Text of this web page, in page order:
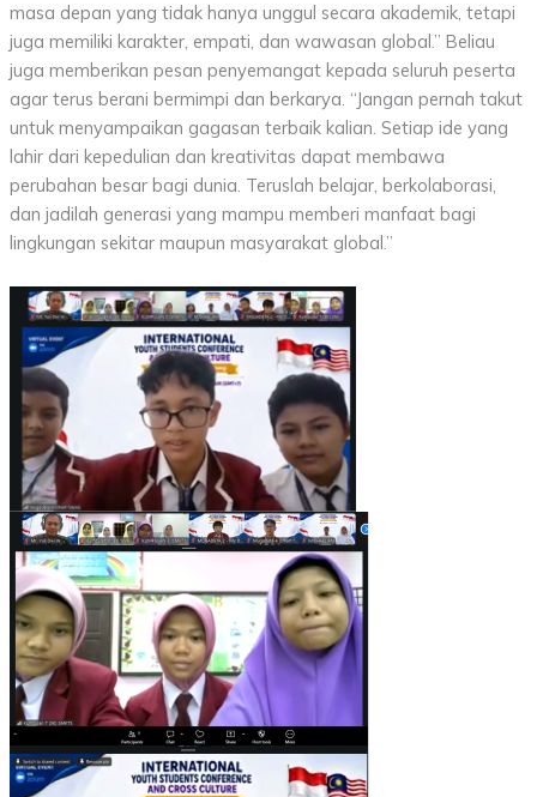
masa depan yang tidak hanya unggul secara akademik, tetapi
juga memiliki karakter, empati, dan wawasan global.” Beliau
juga memberikan pesan penyemangat kepada seluruh peserta
agar terus berani bermimpi dan berkarya. “Jangan pernah takut
untuk menyampaikan gagasan terbaik kalian. Setiap ide yang
lahir dari kepedulian dan kreativitas dapat membawa
perubahan besar bagi dunia. Teruslah belajar, berkolaborasi,
dan jadilah generasi yang mampu memberi manfaat bagi
lingkungan sekitar maupun masyarakat global.”